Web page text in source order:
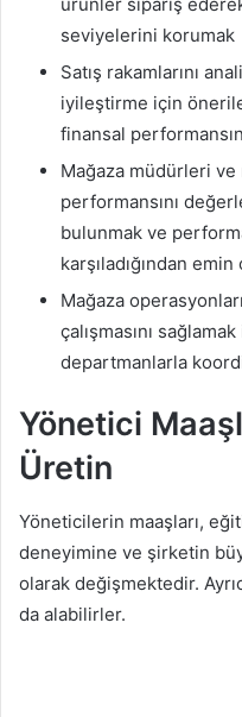
seviyelerini korumak
Satış rakamlarını
iyileştirme için
finansal
Mağaza müdürleri ve
performansını
bulunmak ve
karşıladığından emin
Mağaza
çalışmasını
departmanlarla
Yönetici
Üretin
Yöneticilerin maaşları,
deneyimine ve şirketin
olarak değişmektedir.
da alabilirler.